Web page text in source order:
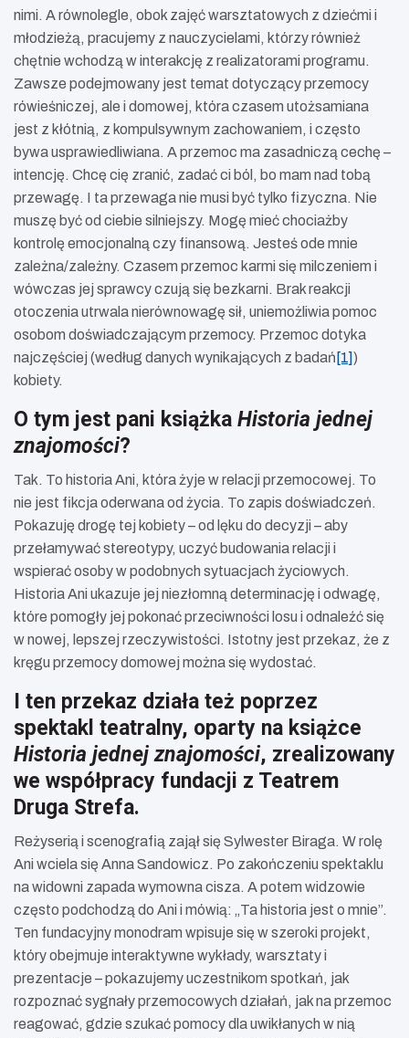
nimi. A równolegle, obok zajęć warsztatowych z dziećmi i
młodzieżą, pracujemy z nauczycielami, którzy również
chętnie wchodzą w interakcję z realizatorami programu.
Zawsze podejmowany jest temat dotyczący przemocy
rówieśniczej, ale i domowej, która czasem utożsamiana
jest z kłótnią, z kompulsywnym zachowaniem, i często
bywa usprawiedliwiana. A przemoc ma zasadniczą cechę –
intencję. Chcę cię zranić, zadać ci ból, bo mam nad tobą
przewagę. I ta przewaga nie musi być tylko fizyczna. Nie
muszę być od ciebie silniejszy. Mogę mieć chociażby
kontrolę emocjonalną czy finansową. Jesteś ode mnie
zależna/zależny. Czasem przemoc karmi się milczeniem i
wówczas jej sprawcy czują się bezkarni. Brak reakcji
otoczenia utrwala nierównowagę sił, uniemożliwia pomoc
osobom doświadczającym przemocy. Przemoc dotyka
najczęściej (według danych wynikających z badań [1])
kobiety.
O tym jest pani książka Historia jednej
znajomości?
Tak. To historia Ani, która żyje w relacji przemocowej. To
nie jest fikcja oderwana od życia. To zapis doświadczeń.
Pokazuję drogę tej kobiety – od lęku do decyzji – aby
przełamywać stereotypy, uczyć budowania relacji i
wspierać osoby w podobnych sytuacjach życiowych.
Historia Ani ukazuje jej niezłomną determinację i odwagę,
które pomogły jej pokonać przeciwności losu i odnaleźć się
w nowej, lepszej rzeczywistości. Istotny jest przekaz, że z
kręgu przemocy domowej można się wydostać.
I ten przekaz działa też poprzez
spektakl teatralny, oparty na książce
Historia jednej znajomości, zrealizowany
we współpracy fundacji z Teatrem
Druga Strefa.
Reżyserią i scenografią zajął się Sylwester Biraga. W rolę
Ani wciela się Anna Sandowicz. Po zakończeniu spektaklu
na widowni zapada wymowna cisza. A potem widzowie
często podchodzą do Ani i mówią: „Ta historia jest o mnie”.
Ten fundacyjny monodram wpisuje się w szeroki projekt,
który obejmuje interaktywne wykłady, warsztaty i
prezentacje – pokazujemy uczestnikom spotkań, jak
rozpoznać sygnały przemocowych działań, jak na przemoc
reagować, gdzie szukać pomocy dla uwikłanych w nią